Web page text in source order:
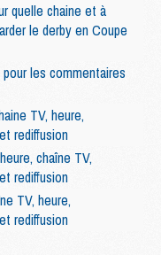
quelle chaine et à
le derby en Coupe
les commentaires
TV, heure,
rediffusion
chaîne TV,
rediffusion
TV, heure,
rediffusion